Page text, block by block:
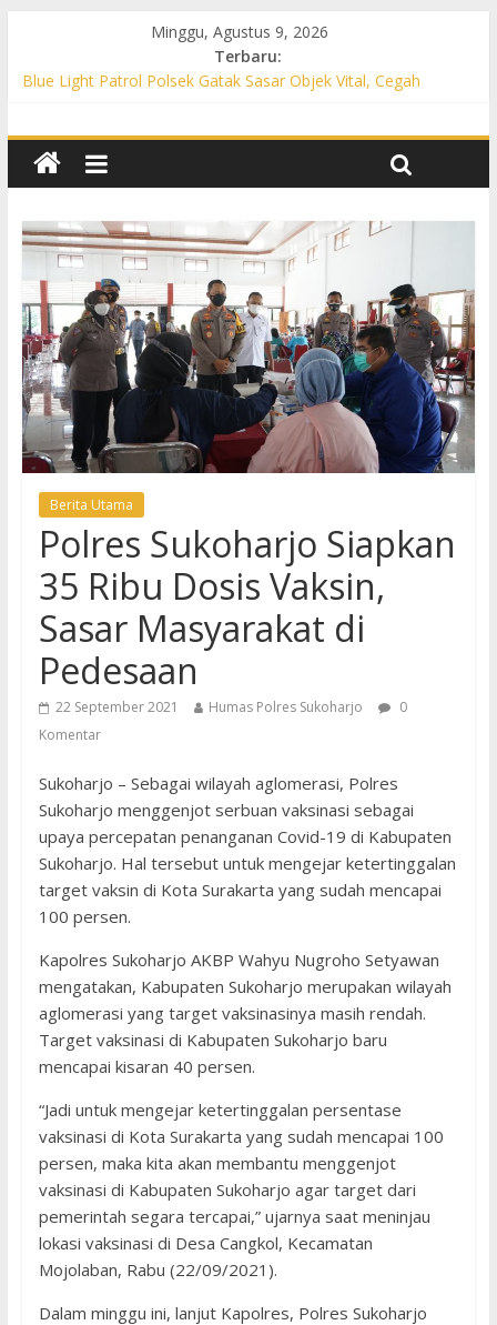
Minggu, Agustus 9, 2026
Terbaru:
Blue Light Patrol Polsek Gatak Sasar Objek Vital, Cegah
Permukiman, Antisipasi 3C dan Gangguan Kamtibmas
Patroli KRYD Polsek Baki Sisir Titik Rawan, Cegah 3C hingga
Patroli Blue Light Polsek Nguter Sasar Perbankan hingga
Permukiman, Antisipasi 3C dan Gangguan Kamtibmas
Blue Light Patrol Polsek Tawangsari Sisir Belasan Desa, Cegah
Kejahatan 3C dan Gangguan Kamtibmas
Berita Utama
Polres Sukoharjo Siapkan
35 Ribu Dosis Vaksin,
Sasar Masyarakat di
Pedesaan
22 September 2021 Humas Polres Sukoharjo
0
Komentar
Sukoharjo – Sebagai wilayah aglomerasi, Polres
Sukoharjo menggenjot serbuan vaksinasi sebagai
upaya percepatan penanganan Covid-19 di Kabupaten
Sukoharjo. Hal tersebut untuk mengejar ketertinggalan
target vaksin di Kota Surakarta yang sudah mencapai
100 persen.
Kapolres Sukoharjo AKBP Wahyu Nugroho Setyawan
mengatakan, Kabupaten Sukoharjo merupakan wilayah
aglomerasi yang target vaksinasinya masih rendah.
Target vaksinasi di Kabupaten Sukoharjo baru
mencapai kisaran 40 persen.
“Jadi untuk mengejar ketertinggalan persentase
vaksinasi di Kota Surakarta yang sudah mencapai 100
persen, maka kita akan membantu menggenjot
vaksinasi di Kabupaten Sukoharjo agar target dari
pemerintah segara tercapai,” ujarnya saat meninjau
lokasi vaksinasi di Desa Cangkol, Kecamatan
Mojolaban, Rabu (22/09/2021).
Dalam minggu ini, lanjut Kapolres, Polres Sukoharjo